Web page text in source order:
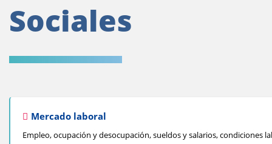
Sociales
Mercado laboral
Empleo, ocupación y desocupación, sueldos y salarios,